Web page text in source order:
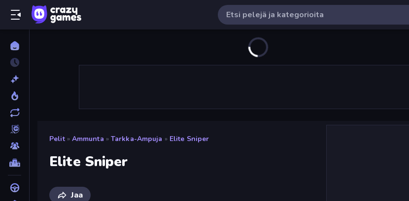
Pelit » Ammunta » Tarkka-Ampuja » Elite Sniper
Elite Sniper
Jaa